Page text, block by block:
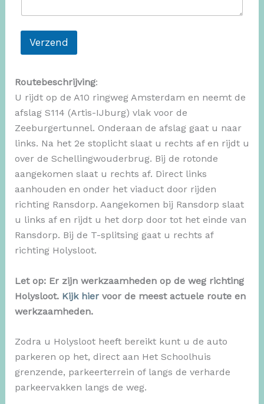
Verzend
Routebeschrijving:
U rijdt op de A10 ringweg Amsterdam en neemt de
afslag S114 (Artis-IJburg) vlak voor de
Zeeburgertunnel. Onderaan de afslag gaat u naar
links. Na het 2e stoplicht slaat u rechts af en rijdt u
over de Schellingwouderbrug. Bij de rotonde
aangekomen slaat u rechts af. Direct links
aanhouden en onder het viaduct door rijden
richting Ransdorp. Aangekomen bij Ransdorp slaat
u links af en rijdt u het dorp door tot het einde van
Ransdorp. Bij de T-splitsing gaat u rechts af
richting Holysloot.
Let op: Er zijn werkzaamheden op de weg richting
Holysloot. Kijk hiervoor de meest actuele route en
werkzaamheden.
Zodra u Holysloot heeft bereikt kunt u de auto
parkeren op het, direct aan Het Schoolhuis
grenzende, parkeerterrein of langs de verharde
parkeervakken langs de weg.